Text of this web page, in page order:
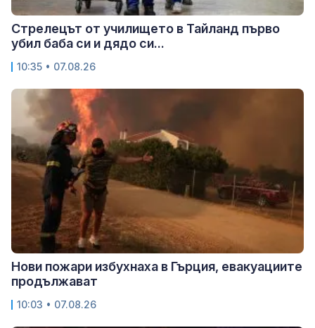
Стрелецът от училището в Тайланд първо
убил баба си и дядо си...
10:35 • 07.08.26
Нови пожари избухнаха в Гърция, евакуациите
продължават
10:03 • 07.08.26